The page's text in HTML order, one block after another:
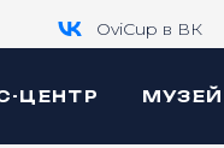
OviCup в ВК
ЦЕНТР МУЗЕЙ